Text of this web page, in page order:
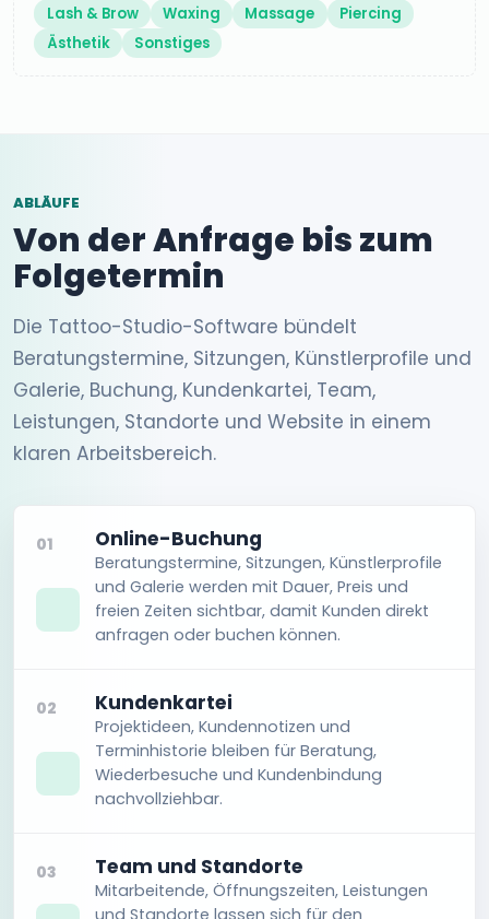
Lash & Brow Waxing Massage
Piercing
Ästhetik
Sonstiges
ABLÄUFE
Von der Anfrage bis zum
Folgetermin
Die Tattoo-Studio-Software bündelt
Beratungstermine, Sitzungen, Künstlerprofile und
Galerie, Buchung, Kundenkartei, Team,
Leistungen, Standorte und Website in einem
klaren Arbeitsbereich.
01 Online-Buchung
Beratungstermine, Sitzungen, Künstlerprofile
und Galerie werden mit Dauer, Preis und
freien Zeiten sichtbar, damit Kunden direkt
anfragen oder buchen können.
02 Kundenkartei
Projektideen, Kundennotizen und
Terminhistorie bleiben für Beratung,
Wiederbesuche und Kundenbindung
nachvollziehbar.
03 Team und Standorte
Mitarbeitende, Öffnungszeiten, Leistungen
und Standorte lassen sich für den